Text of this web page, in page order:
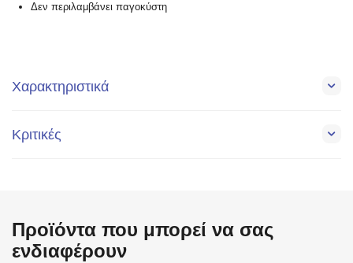
Δεν περιλαμβάνει παγοκύστη
Χαρακτηριστικά
Κριτικές
Προϊόντα που μπορεί να σας
ενδιαφέρουν